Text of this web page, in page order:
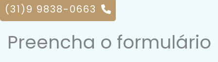
(31)9 9838-0663
Preencha o formulário